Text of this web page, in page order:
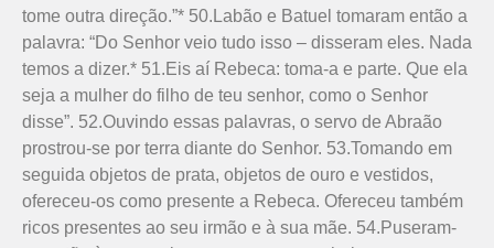
tome outra direção.”* 50.Labão e Batuel tomaram então a
palavra: “Do Senhor veio tudo isso – disseram eles. Nada
temos a dizer.* 51.Eis aí Rebeca: toma-a e parte. Que ela
seja a mulher do filho de teu senhor, como o Senhor
disse”. 52.Ouvindo essas palavras, o servo de Abraão
prostrou-se por terra diante do Senhor. 53.Tomando em
seguida objetos de prata, objetos de ouro e vestidos,
ofereceu-os como presente a Rebeca. Ofereceu também
ricos presentes ao seu irmão e à sua mãe. 54.Puseram-